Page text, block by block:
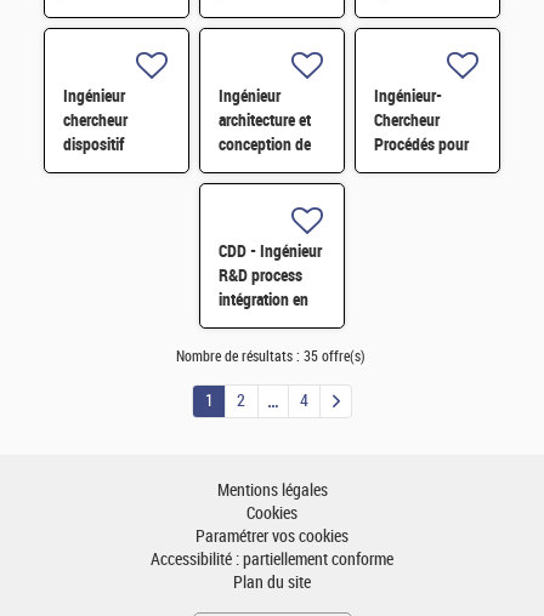
fabrication de
puissance GaN
et SiC H/F
fabrication de
quantiques H/F
éco-conception
Ingénieur
chercheur
dispositif
quantique H/F
Ingénieur
architecture et
conception de
circuits intégrés
traitement du
signal H/F
Ingénieur-
Chercheur
Procédés pour
le dépôt de
CDD - Ingénieur
R&D process
intégration en
microélectronique
H/F
Nombre de résultats : 35 offre(s)
1 2 4
Mentions légales
Cookies
Paramétrer vos cookies
Accessibilité : partiellement conforme
Plan du site